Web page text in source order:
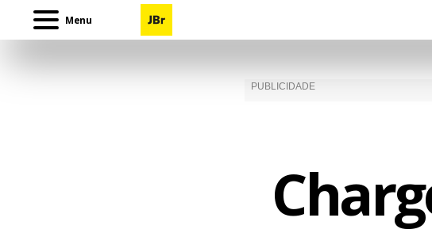
Menu